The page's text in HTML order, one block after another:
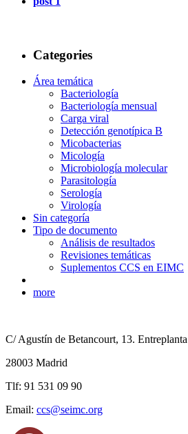
Categories
Área temática
Bacteriología
Bacteriología mensual
Carga viral
Detección genotípica B
Micobacterias
Micología
Microbiología molecular
Parasitología
Serología
Virología
Sin categoría
Tipo de documento
Análisis de resultados
Revisiones temáticas
Suplementos CCS en EIMC
more
C/ Agustín de Betancourt, 13. Entreplanta
28003 Madrid
Tlf: 91 531 09 90
Email: ccs@seimc.org